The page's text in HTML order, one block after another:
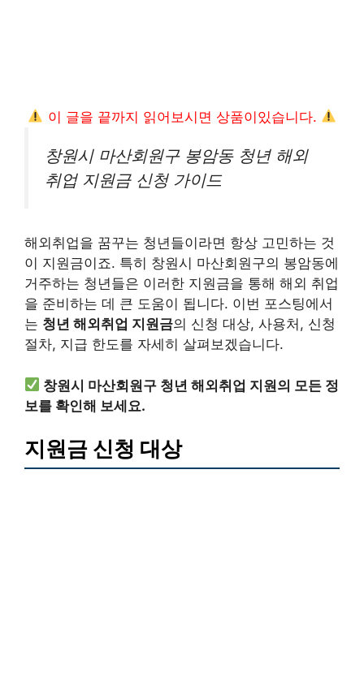
이 글을 끝까지 읽어보시면 상품이있습니다.
창원시 마산회원구 봉암동 청년 해외
취업 지원금 신청 가이드
해외취업을 꿈꾸는 청년들이라면 항상 고민하는 것
이 지원금이죠. 특히 창원시 마산회원구의 봉암동에
거주하는 청년들은 이러한 지원금을 통해 해외 취업
을 준비하는 데 큰 도움이 됩니다. 이번 포스팅에서
는 청년 해외취업 지원금의 신청 대상, 사용처, 신청
절차, 지급 한도를 자세히 살펴보겠습니다.
창원시 마산회원구 청년 해외취업 지원의 모든 정
보를 확인해 보세요.
지원금 신청 대상